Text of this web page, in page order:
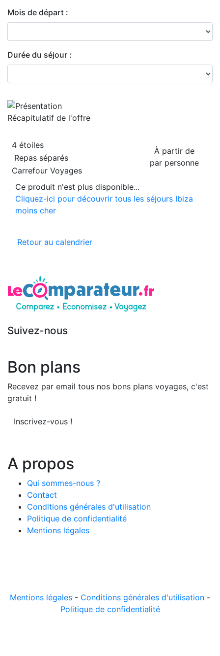
Mois de départ :
Durée du séjour :
Récapitulatif de l'offre
À partir de
par personne
4 étoiles
Repas séparés
Carrefour Voyages
Ce produit n'est plus disponible...
Cliquez-ici pour découvrir tous les séjours Ibiza
moins cher
Retour au calendrier
Suivez-nous
Bon plans
Recevez par email tous nos bons plans voyages, c'est
gratuit !
Inscrivez-vous !
A propos
Qui sommes-nous ?
Contact
Conditions générales d'utilisation
Politique de confidentialité
Mentions légales
Mentions légales - Conditions générales d'utilisation -
Politique de confidentialité